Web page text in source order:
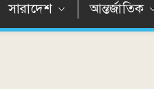
সারাদেশ আন্তর্জাতিক